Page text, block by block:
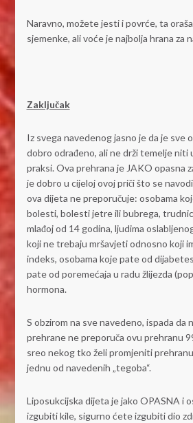
Naravno, možete jesti i povrće, ta
sjemenke, ali voće je najbolja hrana za
Zaključak
Iz svega navedenog jasno je da je sve
dobro odrađeno, ali ne drži temelje niti
praksi. Ova prehrana je JAKO opasna
je dobro u cijeloj ovoj priči što se
ova dijeta ne preporučuje: osobama
bolesti, bolesti jetre ili bubrega,
mlađoj od 14 godina, ljudima
koji ne trebaju mršavjeti odnosno koji
indeks, osobama koje pate od
pate od poremećaja u radu žlijezda
hormona.
S obzirom na sve navedeno, ispada da
prehrane ne preporuča ovu prehranu
sreo nekog tko želi promjeniti
jednu od navedenih „tegoba“.
Liposukcijska dijeta je jako OPASNA i
izgubiti kile, sigurno ćete izgubiti dio